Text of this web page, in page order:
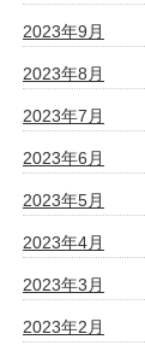
2023年9月
2023年8月
2023年7月
2023年6月
2023年5月
2023年4月
2023年3月
2023年2月